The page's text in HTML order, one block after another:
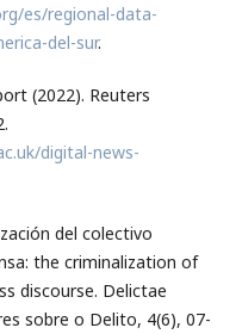
es/regional-data-
del-sur.
(2022). Reuters
digital-news-
del colectivo
the criminalization of
discourse. Delictae
sobre o Delito, 4(6), 07-